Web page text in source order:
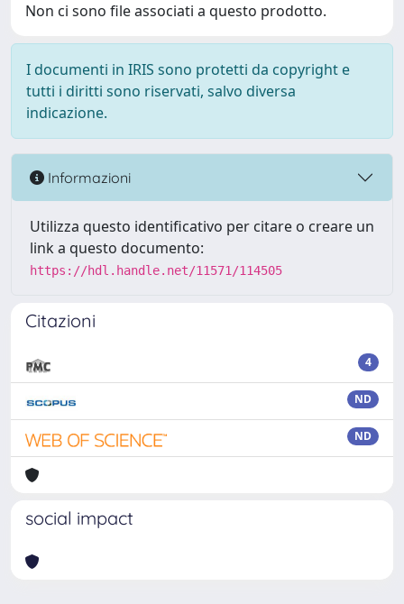
Non ci sono file associati a questo prodotto.
I documenti in IRIS sono protetti da copyright e
tutti i diritti sono riservati, salvo diversa
indicazione.
Informazioni
Utilizza questo identificativo per citare o creare un
link a questo documento:
https://hdl.handle.net/11571/114505
Citazioni
4
ND
ND
social impact